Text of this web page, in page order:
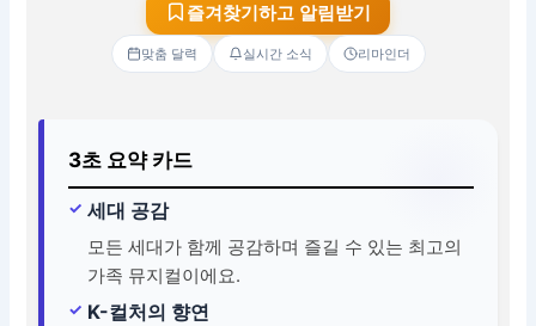
즐겨찾기하고 알림받기
맞춤 달력 실시간 소식 리마인더
3초 요약 카드
세대 공감
모든 세대가 함께 공감하며 즐길 수 있는 최고의
가족 뮤지컬이에요.
K-컬처의 향연